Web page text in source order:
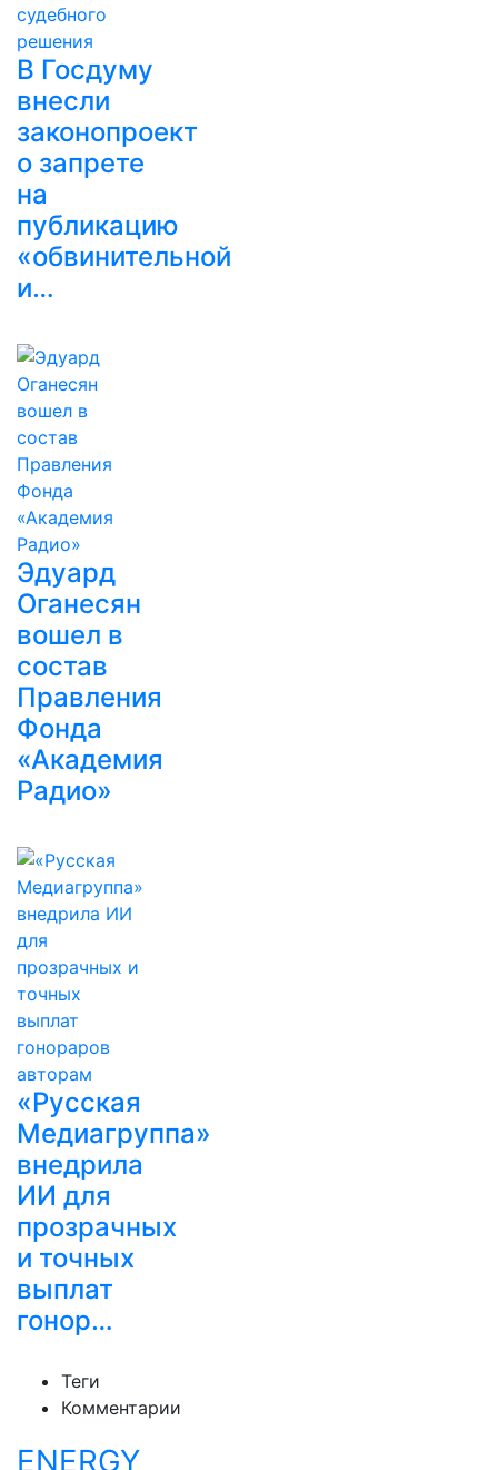
В Госдуму
внесли
законопроект
о запрете
на
публикацию
«обвинительной
и…
Эдуард
Оганесян
вошел в
состав
Правления
Фонда
«Академия
Радио»
«Русская
Медиагруппа»
внедрила
ИИ для
прозрачных
и точных
выплат
гонор…
Теги
Комментарии
ENERGY